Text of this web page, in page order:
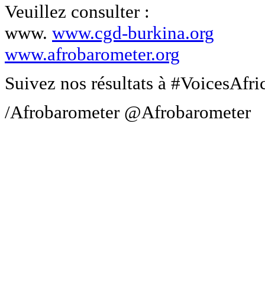
Veuillez consulter :
www. www.cgd-burkina.org
www.afrobarometer.org
Suivez nos résultats à
/Afrobarometer @Afrobarometer